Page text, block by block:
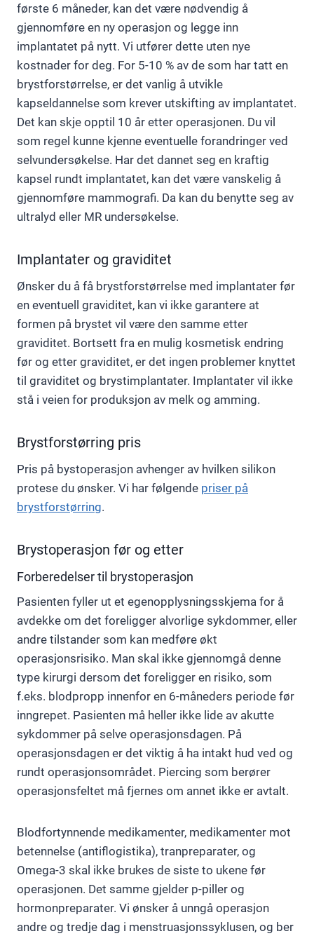
første 6 måneder, kan det være nødvendig å
gjennomføre en ny operasjon og legge inn
implantatet på nytt. Vi utfører dette uten nye
kostnader for deg. For 5-10 % av de som har tatt en
brystforstørrelse, er det vanlig å utvikle
kapseldannelse som krever utskifting av implantatet.
Det kan skje opptil 10 år etter operasjonen. Du vil
som regel kunne kjenne eventuelle forandringer ved
selvundersøkelse. Har det dannet seg en kraftig
kapsel rundt implantatet, kan det være vanskelig å
gjennomføre mammografi. Da kan du benytte seg av
ultralyd eller MR undersøkelse.
Implantater og graviditet
Ønsker du å få brystforstørrelse med implantater før
en eventuell graviditet, kan vi ikke garantere at
formen på brystet vil være den samme etter
graviditet. Bortsett fra en mulig kosmetisk endring
før og etter graviditet, er det ingen problemer knyttet
til graviditet og brystimplantater. Implantater vil ikke
stå i veien for produksjon av melk og amming.
Brystforstørring pris
Pris på bystoperasjon avhenger av hvilken silikon
protese du ønsker. Vi har følgende priser på
brystforstørring.
Brystoperasjon før og etter
Forberedelser til brystoperasjon
Pasienten fyller ut et egenopplysningsskjema for å
avdekke om det foreligger alvorlige sykdommer, eller
andre tilstander som kan medføre økt
operasjonsrisiko. Man skal ikke gjennomgå denne
type kirurgi dersom det foreligger en risiko, som
f.eks. blodpropp innenfor en 6-måneders periode før
inngrepet. Pasienten må heller ikke lide av akutte
sykdommer på selve operasjonsdagen. På
operasjonsdagen er det viktig å ha intakt hud ved og
rundt operasjonsområdet. Piercing som berører
operasjonsfeltet må fjernes om annet ikke er avtalt.
Blodfortynnende medikamenter, medikamenter mot
betennelse (antiflogistika), tranpreparater, og
Omega-3 skal ikke brukes de siste to ukene før
operasjonen. Det samme gjelder p-piller og
hormonpreparater. Vi ønsker å unngå operasjon
andre og tredje dag i menstruasjonssyklusen, og ber